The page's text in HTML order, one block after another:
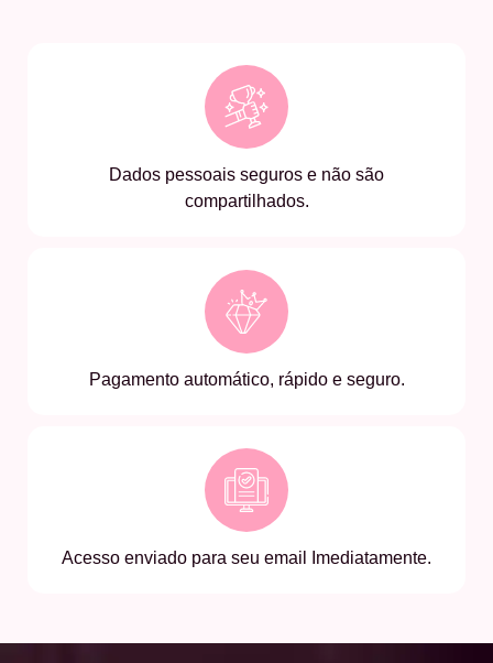
Dados pessoais seguros e não são
compartilhados.
Pagamento automático, rápido e seguro.
Acesso enviado para seu email Imediatamente.